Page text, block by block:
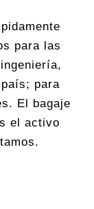
para las
para
El bagaje
el activo